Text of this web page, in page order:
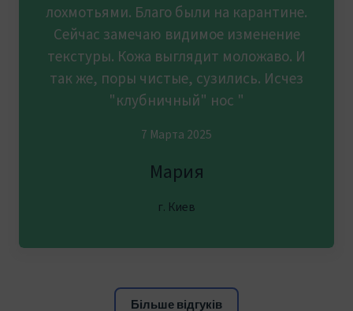
лохмотьями. Благо были на карантине.
Сейчас замечаю видимое изменение
текстуры. Кожа выглядит моложаво. И
так же, поры чистые, сузились. Исчез
"клубничный" нос "
7 Марта 2025
Мария
г. Киев
Більше відгуків